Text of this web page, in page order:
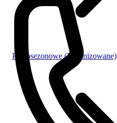
Pełnosezonowe (Feminizowane)